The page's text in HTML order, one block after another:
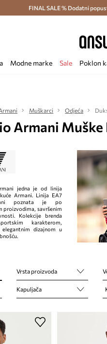
i povrat (od 70€) >
FINAL SALE % Dodatni
Modne marke Sale Poklon
Muškarci Odjeća
Armani
jedna je od linija
Armani. Linija EA7
poznata je po
savršenim
Kolekcije brenda
karakterom,
dizajnom u
Vrsta proizvoda
Kapuljača